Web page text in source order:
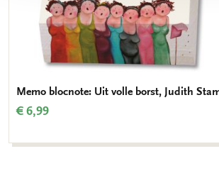
Memo blocnote: Uit volle borst, Judith
€ 6,99